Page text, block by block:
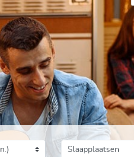
Aantal slaapplaatsen